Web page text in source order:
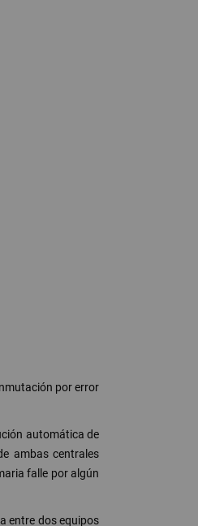
por error
automática de
ambas centrales
falle por algún
entre dos equipos